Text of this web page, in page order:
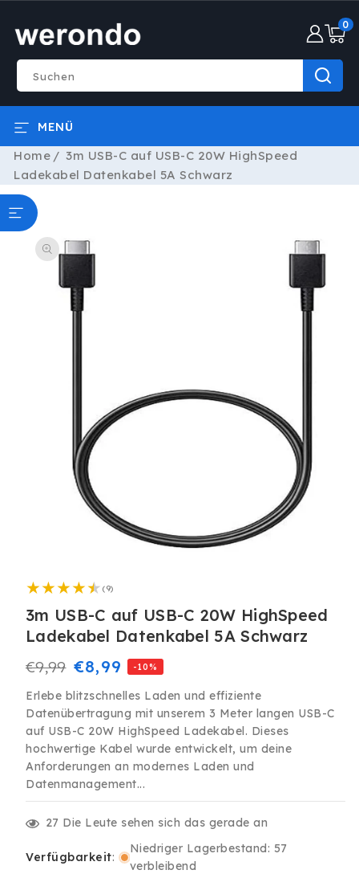
DIREKT
INHALT
Suchen
0
MENÜ
Home
3m USB-C auf USB-C 20W HighSpeed
Ladekabel Datenkabel 5A Schwarz
in
öffnen
(9)
insgesamt
3m USB-C auf USB-C 20W HighSpeed
Ladekabel Datenkabel 5A Schwarz
Normaler
Preis
€9,99 Verkaufspreis
€8,99 -10%
Erlebe blitzschnelles Laden und effiziente
Datenübertragung mit unserem 3 Meter langen USB-C
auf USB-C 20W HighSpeed Ladekabel. Dieses
hochwertige Kabel wurde entwickelt, um deine
Anforderungen an modernes Laden und
Datenmanagement...
27 Die Leute sehen sich das gerade an
Verfügbarkeit:
Niedriger Lagerbestand: 57
verbleibend